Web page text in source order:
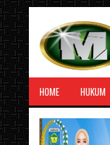
HOME HUKUM